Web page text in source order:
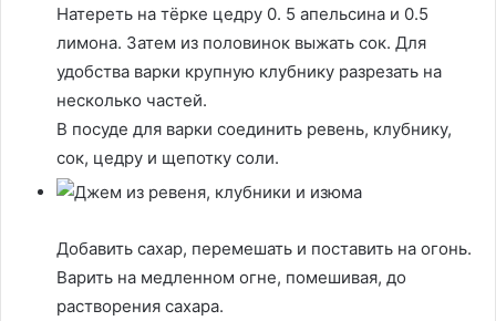
Натереть на тёрке цедру 0. 5 апельсина и 0.5
лимона. Затем из половинок выжать сок. Для
удобства варки крупную клубнику разрезать на
несколько частей.
В посуде для варки соединить ревень, клубнику,
сок, цедру и щепотку соли.
Добавить сахар, перемешать и поставить на огонь.
Варить на медленном огне, помешивая, до
растворения сахара.